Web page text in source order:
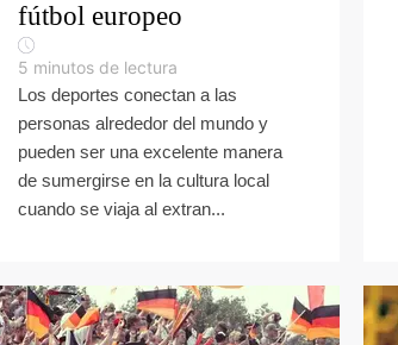
fútbol europeo
5 minutos de lectura
Los deportes conectan a las
personas alrededor del mundo y
pueden ser una excelente manera
de sumergirse en la cultura local
cuando se viaja al extran...